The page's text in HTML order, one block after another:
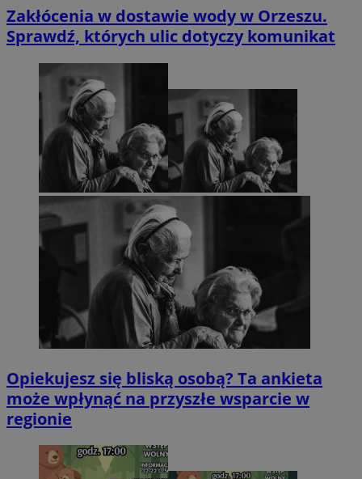
Zakłócenia w dostawie wody w Orzeszu.
Sprawdź, których ulic dotyczy komunikat
Opiekujesz się bliską osobą? Ta ankieta
może wpłynąć na przyszłe wsparcie w
regionie